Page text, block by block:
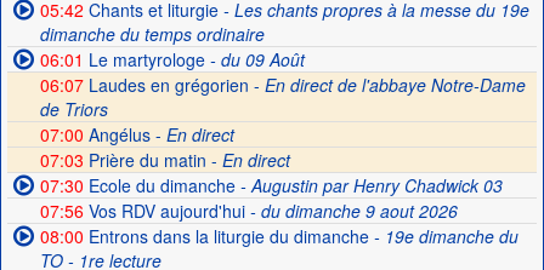
05:42 Chants et liturgie- Les chants propres à la messe du 19e
dimanche du temps ordinaire
06:01 Le martyrologe- du 09 Août
06:07Laudes en grégorien - En direct de l'abbaye Notre-Dame
de Triors
07:00 Angélus - En direct
07:03 Prière du matin - En direct
07:30 Ecole du dimanche- Augustin par Henry Chadwick 03
07:56Vos RDV aujourd'hui- du dimanche 9 aout 2026
08:00 Entrons dans la liturgie du dimanche- 19e dimanche du
TO - 1re lecture